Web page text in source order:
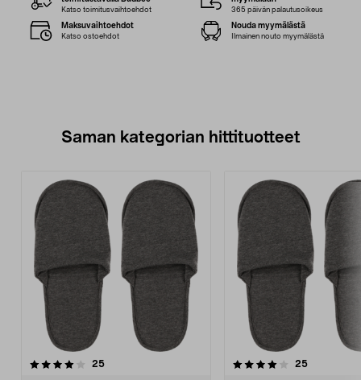
Katso toimitusvaihtoehdot 365 päivän palautusoikeus
Maksuvaihtoehdot
Katso ostoehdot
Nouda myymälästä
Ilmainen nouto myymälästä
Saman kategorian hittituotteet
25arvostelut
4.0 viidestä
25arvostelut
4.0 viidestä